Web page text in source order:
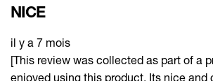
NICE
il y a 7 mois
[This review was collected as part of a
enjoyed using this product. Its nice and